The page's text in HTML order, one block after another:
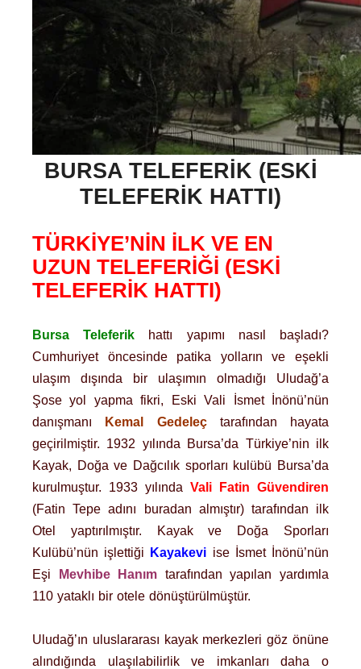
BURSA TELEFERIK (ESKI
TELEFERIK HATTI)
TÜRKİYE’NİN İLK VE EN
UZUN TELEFERİĞİ (ESKİ
TELEFERİK HATTI)
Bursa Teleferik hattı yapımı nasıl başladı?
Cumhuriyet öncesinde patika yolların ve eşekli
ulaşım dışında bir ulaşımın olmadığı Uludağ’a
Şose yol yapma fikri, Eski Vali İsmet İnönü’nün
danışmanı
Kemal Gedeleçtarafından hayata
geçirilmiştir. 1932 yılında Bursa’da Türkiye’nin ilk
Kayak, Doğa ve Dağcılık sporları kulübü Bursa’da
kurulmuştur. 1933 yılında Vali Fatin Güvendiren
(Fatin Tepe adını buradan almıştır) tarafından ilk
Otel yaptırılmıştır. Kayak ve Doğa Sporları
Kulübü’nün işlettiği
Kayakevi ise İsmet İnönü’nün
Eşi
Mevhibe Hanım tarafından yapılan yardımla
110 yataklı bir otele dönüştürülmüştür.
Uludağ’ın uluslararası kayak merkezleri göz önüne
alındığında ulaşılabilirlik ve imkanları daha o